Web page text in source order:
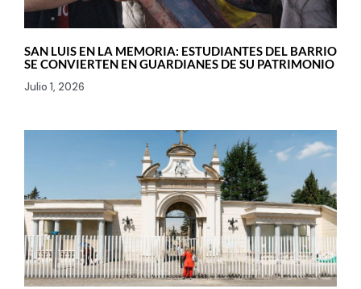
SAN LUIS EN LA MEMORIA: ESTUDIANTES DEL BARRIO
SE CONVIERTEN EN GUARDIANES DE SU PATRIMONIO
Julio 1, 2026